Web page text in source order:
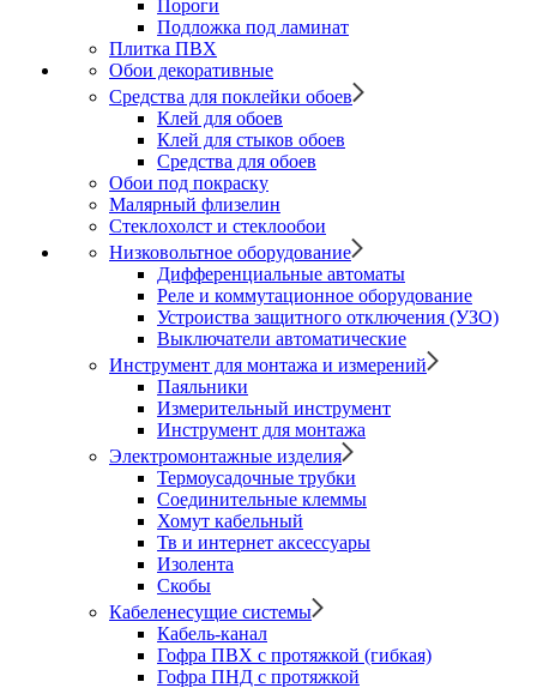
Пороги
Подложка под ламинат
Плитка ПВХ
Обои декоративные
Средства для поклейки обоев
Клей для обоев
Клей для стыков обоев
Средства для обоев
Обои под покраску
Малярный флизелин
Стеклохолст и стеклообои
Низковольтное оборудование
Дифференциальные автоматы
Реле и коммутационное оборудование
Устроиства защитного отключения (УЗО)
Выключатели автоматические
Инструмент для монтажа и измерений
Паяльники
Измерительный инструмент
Инструмент для монтажа
Электромонтажные изделия
Термоусадочные трубки
Соединительные клеммы
Хомут кабельный
Тв и интернет аксессуары
Изолента
Скобы
Кабеленесущие системы
Кабель-канал
Гофра ПВХ с протяжкой (гибкая)
Гофра ПНД с протяжкой